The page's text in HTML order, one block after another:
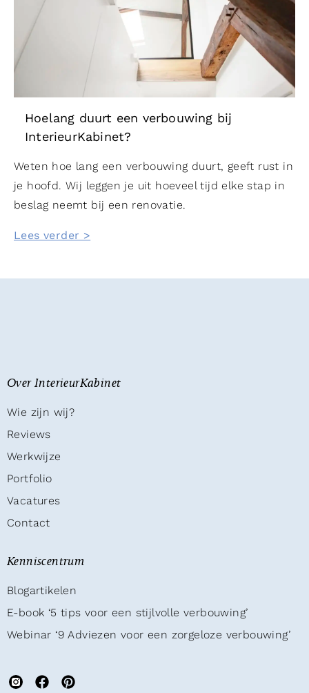
Hoelang duurt een verbouwing bij
InterieurKabinet?
Weten hoe lang een verbouwing duurt, geeft rust in
je hoofd. Wij leggen je uit hoeveel tijd elke stap in
beslag neemt bij een renovatie.
Lees verder >
Over InterieurKabinet
Wie zijn wij?
Reviews
Werkwijze
Portfolio
Vacatures
Contact
Kenniscentrum
Blogartikelen
E-book ‘5 tips voor een stijlvolle verbouwing’
Webinar ‘9 Adviezen voor een zorgeloze verbouwing’